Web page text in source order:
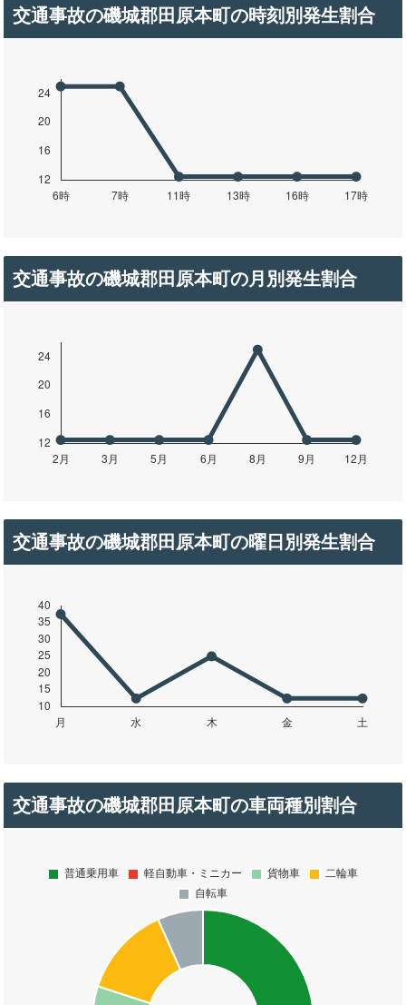
交通事故の磯城郡田原本町の時刻別発生割合
交通事故の磯城郡田原本町の月別発生割合
交通事故の磯城郡田原本町の曜日別発生割合
交通事故の磯城郡田原本町の車両種別割合